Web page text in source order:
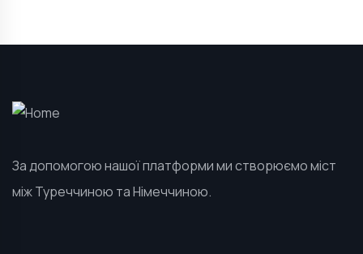
За допомогою нашої платформи ми створюємо міст
між Туреччиною та Німеччиною.